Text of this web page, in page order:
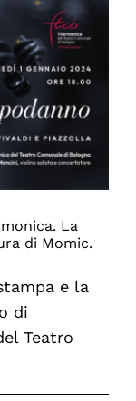
La
di Momic.
e la
di
Teatro